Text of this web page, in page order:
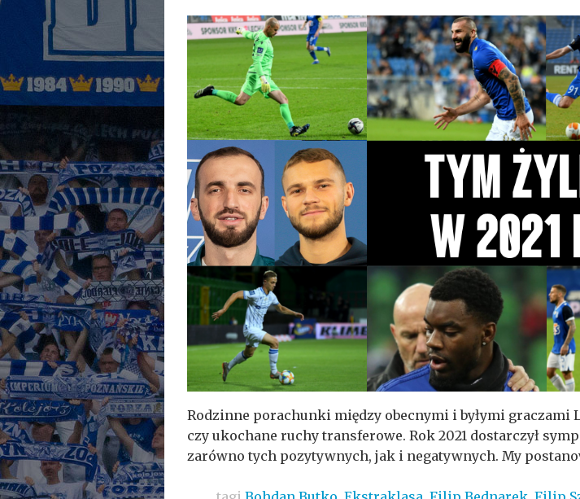
Rodzinne porachunki między obecnymi i byłymi graczami
czy ukochane ruchy transferowe. Rok 2021 dostarczył
zarówno tych pozytywnych, jak i negatywnych. My